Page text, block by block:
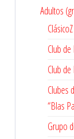
Adultos
ClásicoZ
Club
Club
Clubes
“Blas
Grupo